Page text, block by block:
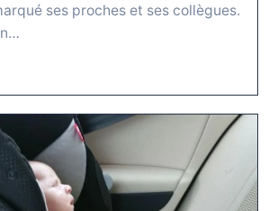
ses proches et ses collègues.